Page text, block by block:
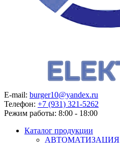
E-mail: burger10@yandex.ru
Телефон: +7 (931) 321-5262
Режим работы: 8:00 - 18:00
Каталог продукции
АВТОМАТИЗАЦИЯ